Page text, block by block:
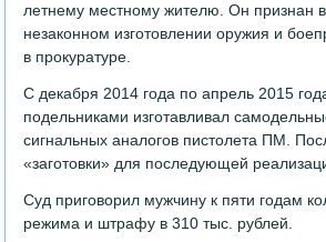
летнему местному жителю. Он признан
незаконном изготовлении оружия и
в прокуратуре.
С декабря 2014 года по апрель 2015
подельниками изготавливал
сигнальных аналогов пистолета ПМ.
«заготовки» для последующей
Суд приговорил мужчину к пяти годам
режима и штрафу в 310 тыс. рублей.